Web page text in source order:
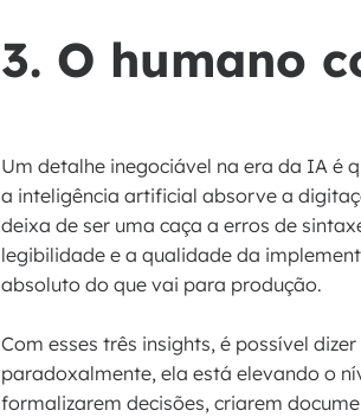
3. O humano
Um detalhe inegociável na era da IA é
a inteligência artificial absorve a
deixa de ser uma caça a erros de
legibilidade e a qualidade da
absoluto do que vai para produção.
Com esses três insights, é possível
paradoxalmente, ela está elevando o
formalizarem decisões, criarem